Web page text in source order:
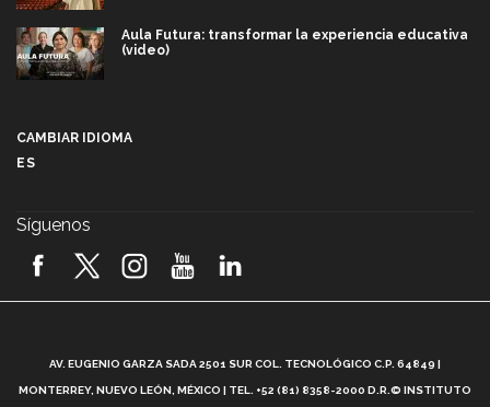
Aula Futura: transformar la experiencia educativa
(video)
2026! (video)
¿Cómo es el Modelo Educativo Tec? (video)
CAMBIAR IDIOMA
ES
Síguenos
AV. EUGENIO GARZA SADA 2501 SUR COL. TECNOLÓGICO C.P. 64849 |
MONTERREY, NUEVO LEÓN, MÉXICO | TEL. +52 (81) 8358-2000 D.R.© INSTITUTO